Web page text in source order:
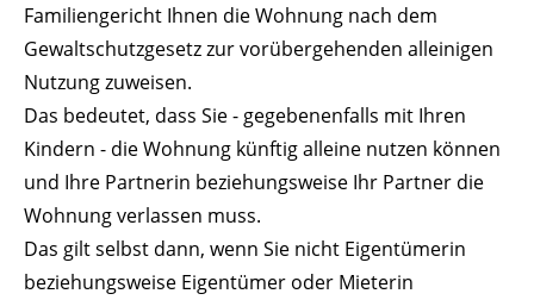
Familiengericht Ihnen die Wohnung nach dem
Gewaltschutzgesetz zur vorübergehenden alleinigen
Nutzung zuweisen.
Das bedeutet, dass Sie - gegebenenfalls mit Ihren
Kindern - die Wohnung künftig alleine nutzen können
und Ihre Partnerin beziehungsweise Ihr Partner die
Wohnung verlassen muss.
Das gilt selbst dann, wenn Sie nicht Eigentümerin
beziehungsweise Eigentümer oder Mieterin